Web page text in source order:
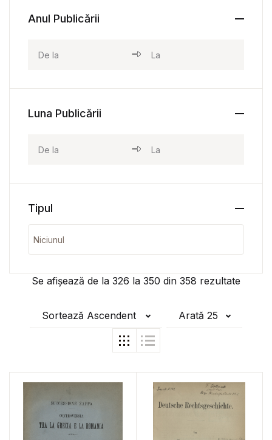
Se afișează de la 326 la 350 din 358 rezultate
Sortează Ascendent Arată 25
Anul Publicării
Luna Publicării
Tipul